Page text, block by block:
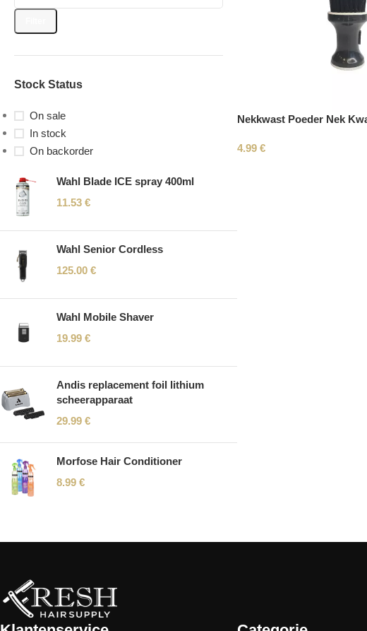
Stock Status
On sale
In stock
On backorder
Wahl Blade ICE spray 400ml
11.53 €
Wahl Senior Cordless
125.00 €
Wahl Mobile Shaver
19.99 €
Andis replacement foil lithium
scheerapparaat
29.99 €
Morfose Hair Conditioner
8.99 €
Nekkwast Poeder Nek
4.99 €